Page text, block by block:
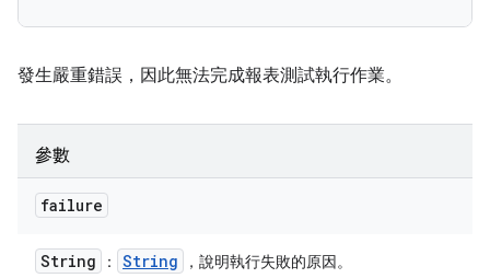
發生嚴重錯誤，因此無法完成報表測試執行作業。
參數
failure
String ： String ，說明執行失敗的原因。